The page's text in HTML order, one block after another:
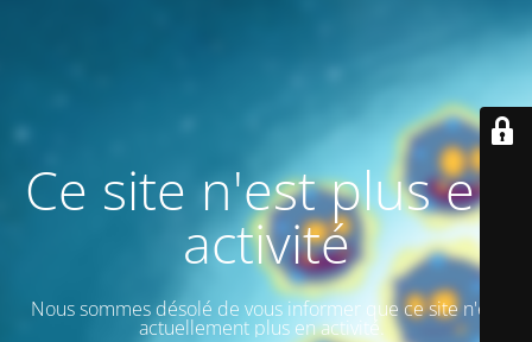
Ce site n'est plus en
activité
Nous sommes désolé de vous informer que ce site n'est
actuellement plus en activité.